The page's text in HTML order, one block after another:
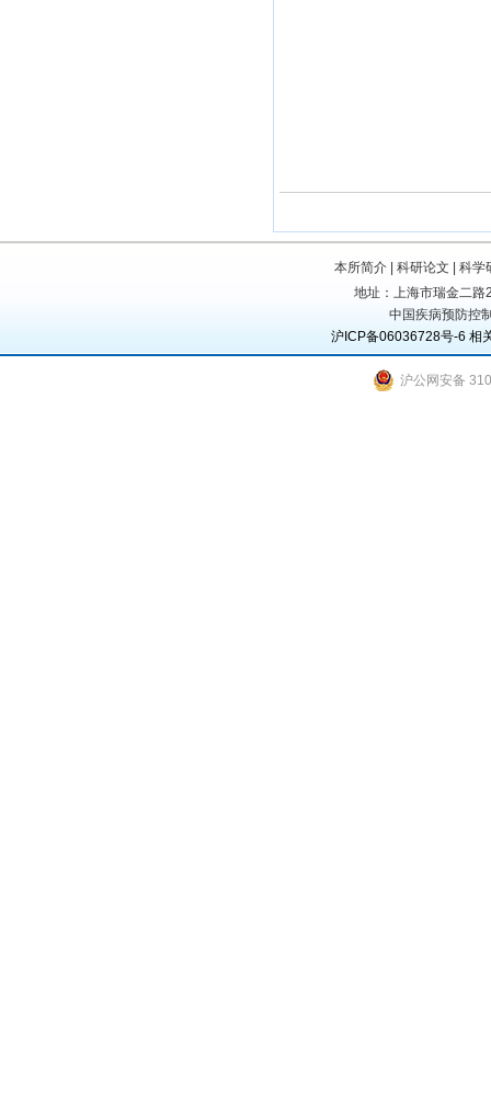
本所简介 科研论文
科学
地址：上海市瑞金二
中国疾病预防控
沪ICP备06036728号-6 相
沪公网安备